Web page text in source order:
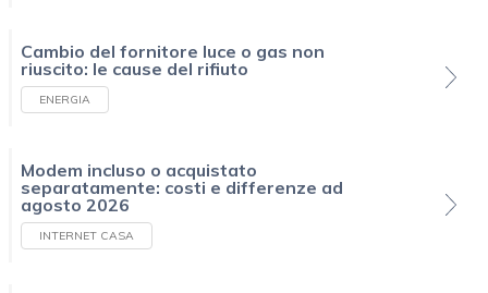
Cambio del fornitore luce o gas non
riuscito: le cause del rifiuto
ENERGIA
Modem incluso o acquistato
separatamente: costi e differenze ad
agosto 2026
INTERNET CASA